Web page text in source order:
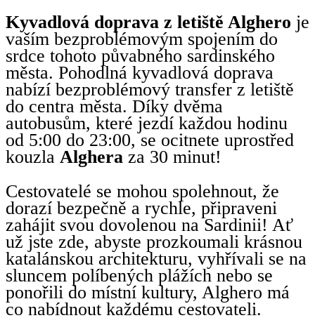
Kyvadlová doprava z letiště Alghero je
vaším bezproblémovým spojením do
srdce tohoto půvabného sardinského
města. Pohodlná kyvadlová doprava
nabízí bezproblémový transfer z letiště
do centra města. Díky dvěma
autobusům, které jezdí každou hodinu
od 5:00 do 23:00, se ocitnete uprostřed
kouzla Alghera za 30 minut!
Cestovatelé se mohou spolehnout, že
dorazí bezpečně a rychle, připraveni
zahájit svou dovolenou na Sardinii! Ať
už jste zde, abyste prozkoumali krásnou
katalánskou architekturu, vyhřívali se na
sluncem políbených plážích nebo se
ponořili do místní kultury, Alghero má
co nabídnout každému cestovateli.